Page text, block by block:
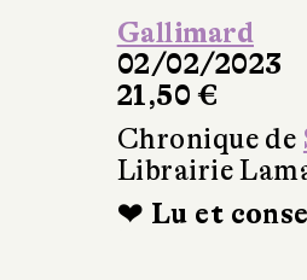
Gallimard
02/02/2023
21,50 €
Chronique de
Librairie
❤ Lu et